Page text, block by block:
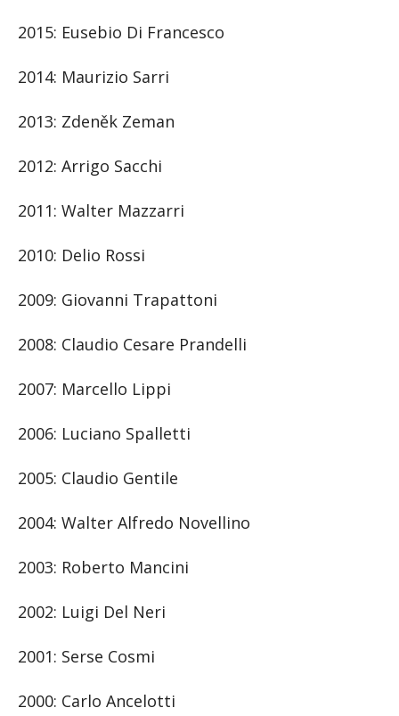
2015: Eusebio Di Francesco
2014: Maurizio Sarri
2013: Zdeněk Zeman
2012: Arrigo Sacchi
2011: Walter Mazzarri
2010: Delio Rossi
2009: Giovanni Trapattoni
2008: Claudio Cesare Prandelli
2007: Marcello Lippi
2006: Luciano Spalletti
2005: Claudio Gentile
2004: Walter Alfredo Novellino
2003: Roberto Mancini
2002: Luigi Del Neri
2001: Serse Cosmi
2000: Carlo Ancelotti